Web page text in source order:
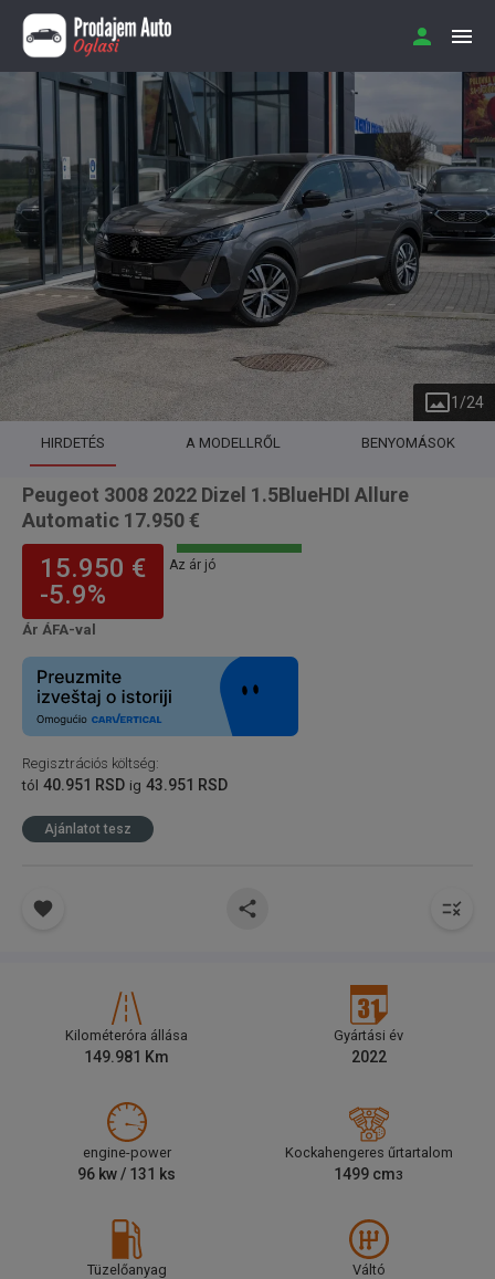
1 /24
HIRDETÉS A MODELLRŐL BENYOMÁSOK
Peugeot 3008 2022 Dizel 1.5BlueHDI Allure
Automatic 17.950 €
15.950 €
-5.9%
Ár ÁFA-val
Az ár jó
Regisztrációs költség:
tól 40.951 RSD ig 43.951 RSD
Ajánlatot tesz
Kilométeróra állása
149.981 Km
Gyártási év
2022
engine-power
96 kw / 131 ks
Kockahengeres űrtartalom
1499 cm3
Tüzelőanyag Váltó